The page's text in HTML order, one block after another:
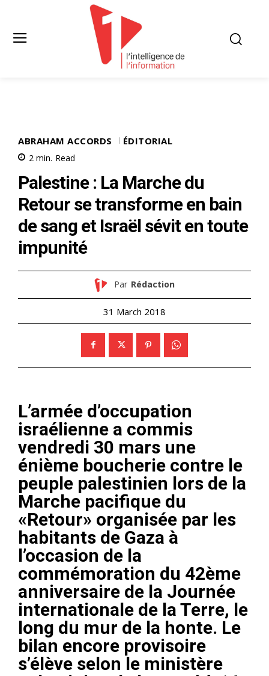
ABRAHAM ACCORDS ÉDITORIAL
2 min. Read
Palestine : La Marche du
Retour se transforme en bain
de sang et Israël sévit en toute
impunité
Par Rédaction
31 March 2018
L’armée d’occupation
israélienne a commis
vendredi 30 mars une
énième boucherie contre le
peuple palestinien lors de la
Marche pacifique du
«Retour» organisée par les
habitants de Gaza à
l’occasion de la
commémoration du 42ème
anniversaire de la Journée
internationale de la Terre, le
long du mur de la honte. Le
bilan encore provisoire
s’élève selon le ministère